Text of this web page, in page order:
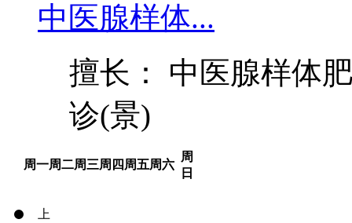
中医腺样体...
擅长： 中医腺样体
诊(景)
周一周二周三周四 周五周六
周
日
上